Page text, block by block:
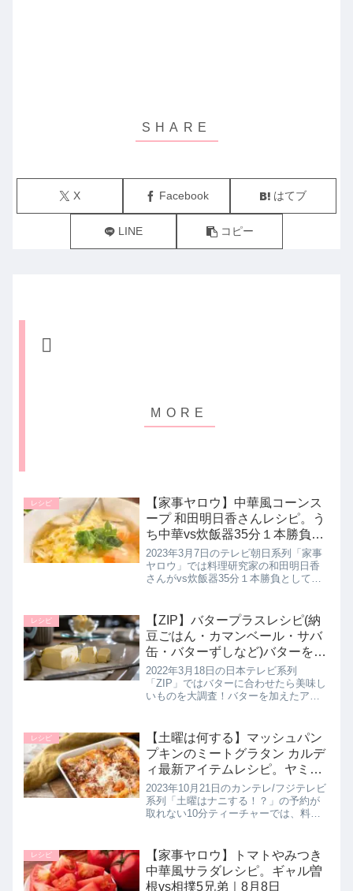
X Facebook はてブ
LINE コピー
レシピ
【家事ヤロウ】中華風コーンス
ープ 和田明日香さんレシピ。う
ち中華vs炊飯器35分１本勝負｜
3月7日
2023年3月7日のテレビ朝日系列「家事
ヤロウ」では料理研究家の和田明日香
さんがvs炊飯器35分１本勝負として時
します。>>家事ヤロウ記事一覧はこち
ら和田明日香さんこのレシ...
レシピ
【ZIP】バタープラスレシピ(納
豆ごはん・カマンベール・サバ
缶・バターずしなど)バターを合
わせたらおいしいレシピ。3月
18日
2022年3月18日の日本テレビ系列
「ZIP」ではバターに合わせたら美味し
いものを大調査！バターを加えたアイ
ターを入れたら美味しいレシピあんバ
ターサンドが大人気になっ...
レシピ
【土曜は何する】マッシュパン
プキンのミートグラタン カルデ
ィ最新アイテムレシピ。ヤミー
先生の10分ティーチャー｜10月
21日
2023年10月21日のカンテレ/フジテレビ
系列「土曜はナニする！？」の予約が
取れない10分ティーチャーでは、料理
たカルディレシピ【マッシュパンプキ
ンのミートグラタン】の作...
レシピ
【家事ヤロウ】トマトやみつき
中華風サラダレシピ。ギャル曽
根vs相撲5兄弟｜8月8日